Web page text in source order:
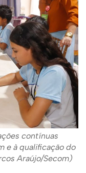
contínuas
e à qualificação do
Araújo/Secom)